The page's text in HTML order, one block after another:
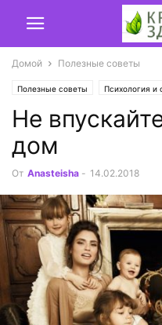
Домой Полезные советы
Полезные советы Психология и
Не
дом
От Anasteisha - 14.02.2018